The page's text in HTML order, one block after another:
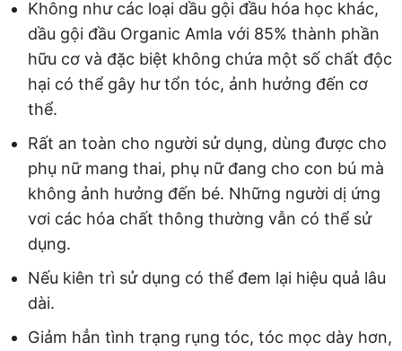
Không như các loại dầu gội đầu hóa học khác,
dầu gội đầu Organic Amla với 85% thành phần
hữu cơ và đặc biệt không chứa một số chất độc
hại có thể gây hư tổn tóc, ảnh hưởng đến cơ
thể.
Rất an toàn cho người sử dụng, dùng được cho
phụ nữ mang thai, phụ nữ đang cho con bú mà
không ảnh hưởng đến bé. Những người dị ứng
vơi các hóa chất thông thường vẫn có thể sử
dụng.
Nếu kiên trì sử dụng có thể đem lại hiệu quả lâu
dài.
Giảm hẳn tình trạng rụng tóc, tóc mọc dày hơn,